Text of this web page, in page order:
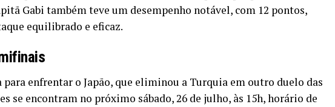
Gabi também teve um desempenho notável, com 12 pontos,
equilibrado e eficaz.
para enfrentar o Japão, que eliminou a Turquia em outro duelo das
se encontram no próximo sábado, 26 de julho, às 15h, horário de